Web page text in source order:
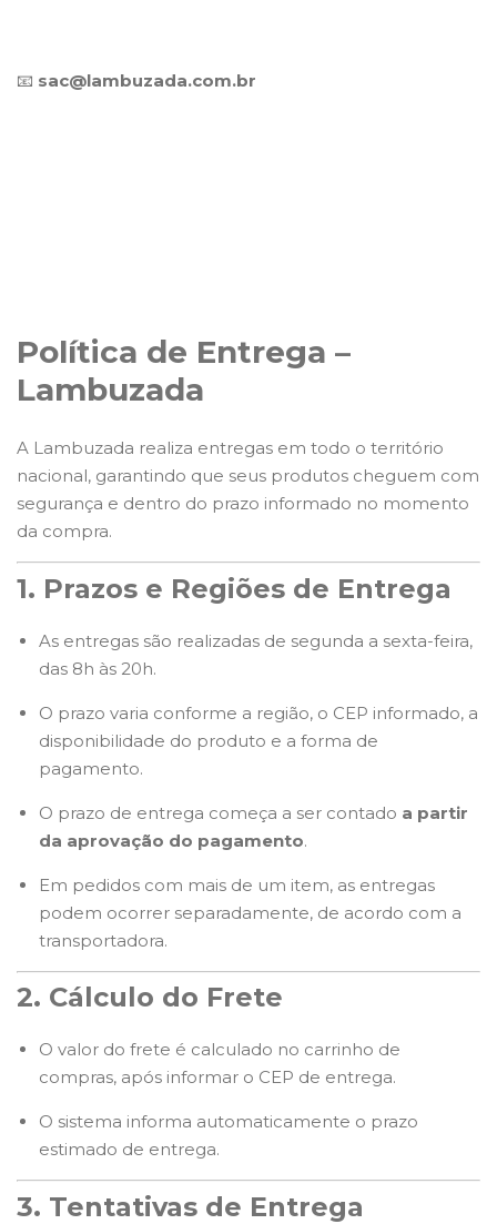
📧 sac@lambuzada.com.br
Política de Entrega –
Lambuzada
A Lambuzada realiza entregas em todo o território
nacional, garantindo que seus produtos cheguem com
segurança e dentro do prazo informado no momento
da compra.
1. Prazos e Regiões de Entrega
As entregas são realizadas de segunda a sexta-feira,
das 8h às 20h.
O prazo varia conforme a região, o CEP informado, a
disponibilidade do produto e a forma de
pagamento.
O prazo de entrega começa a ser contado a partir
da aprovação do pagamento.
Em pedidos com mais de um item, as entregas
podem ocorrer separadamente, de acordo com a
transportadora.
2. Cálculo do Frete
O valor do frete é calculado no carrinho de
compras, após informar o CEP de entrega.
O sistema informa automaticamente o prazo
estimado de entrega.
3. Tentativas de Entrega